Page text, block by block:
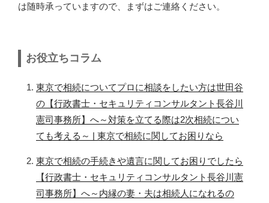
は随時承っていますので、まずはご連絡ください。
お役立ちコラム
東京で相続についてプロに相談をしたい方は世田谷
の【行政書士・セキュリティコンサルタント長谷川
憲司事務所】へ～対策を立てる際は2次相続につい
ても考える～ | 東京で相続に関してお困りなら
東京で相続の手続きや遺言に関してお困りでしたら
【行政書士・セキュリティコンサルタント長谷川憲
司事務所】へ～内縁の妻・夫は相続人になれるの